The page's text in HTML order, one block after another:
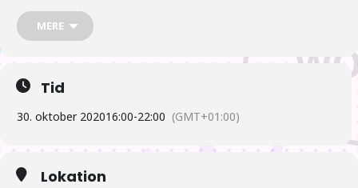
visse tilfælde (og kropsbehåring tæller ikke som varulv).
MERE
Tid
30. oktober 202016:00-22:00 (GMT+01:00)
Lokation